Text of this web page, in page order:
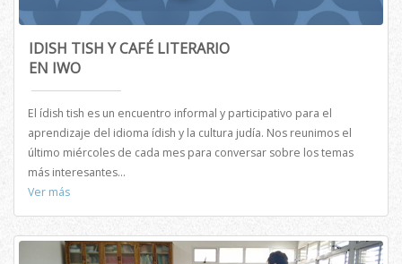
IDISH TISH Y CAFÉ LITERARIO
EN IWO
El ídish tish es un encuentro informal y participativo para el
aprendizaje del idioma ídish y la cultura judía. Nos reunimos el
último miércoles de cada mes para conversar sobre los temas
más interesantes...
Ver más